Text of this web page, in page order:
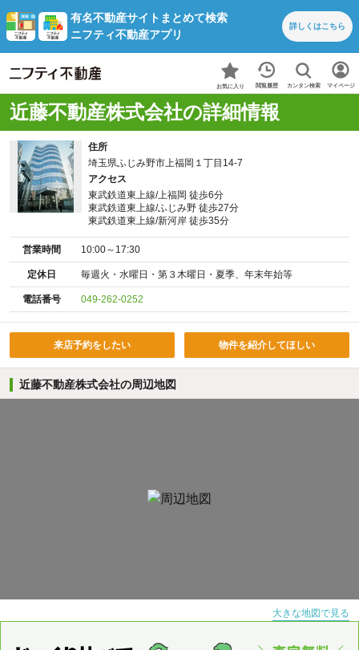
有名不動産サイトまとめて検索
ニフティ不動産アプリ
詳しくはこちら
お気に入り 閲覧履歴 カンタン検索 マイページ
近藤不動産株式会社の詳細情報
住所
埼玉県ふじみ野市上福岡１丁目14-7
アクセス
東武鉄道東上線/上福岡 徒歩6分
東武鉄道東上線/ふじみ野 徒歩27分
東武鉄道東上線/新河岸 徒歩35分
営業時間 10:00～17:30
定休日 毎週火・水曜日・第３木曜日・夏季、年末年始等
電話番号 049-262-0252
来店予約をしたい 物件を紹介してほしい
近藤不動産株式会社の周辺地図
大きな地図で見る